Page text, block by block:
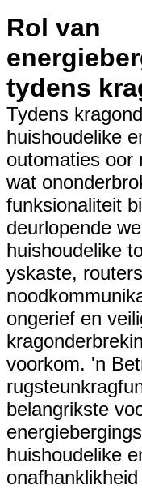
Rol van
tydens
Tydens
huishoudelike
outomaties oor
wat
funksionaliteit
deurlopende
huishoudelike
yskaste,
ongerief en
voorkom. 'n
belangrikste
huishoudelike